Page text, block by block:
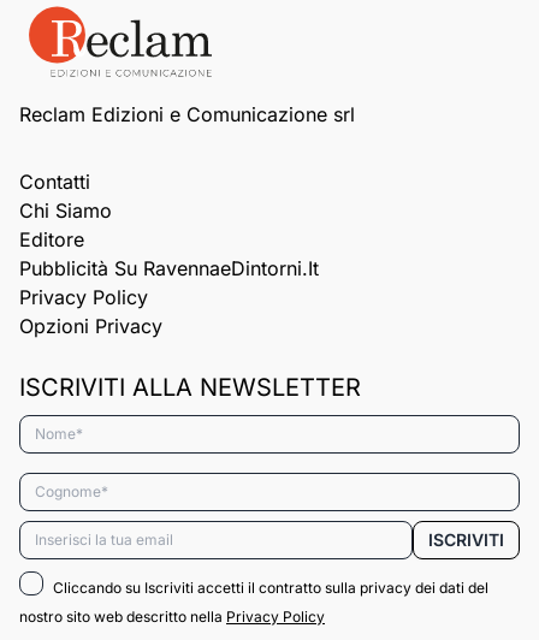
Reclam Edizioni e Comunicazione srl
Contatti
Chi Siamo
Editore
Pubblicità Su RavennaeDintorni.it
Privacy Policy
Opzioni Privacy
ISCRIVITI ALLA NEWSLETTER
Nome*
Cognome*
Email* ISCRIVITI
Cliccando su Iscriviti accetti il contratto sulla privacy dei dati del
nostro sito web descritto nella Privacy Policy